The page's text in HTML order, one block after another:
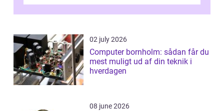
02 july 2026
Computer bornholm: sådan får du
mest muligt ud af din teknik i
hverdagen
08 june 2026